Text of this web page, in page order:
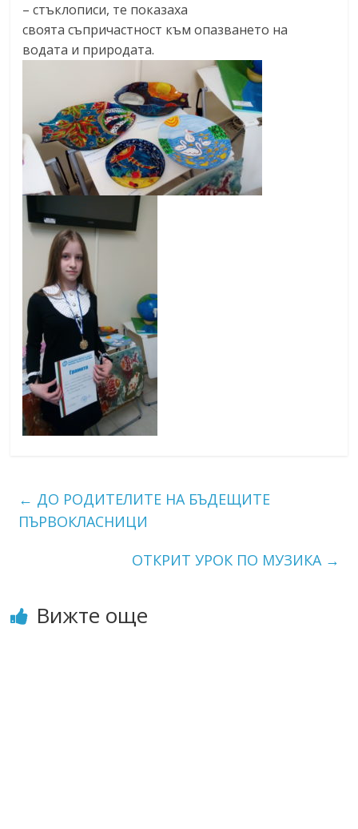
– стъклописи, те показаха
своята съпричастност към опазването на
водата и природата.
← ДО РОДИТЕЛИТЕ НА БЪДЕЩИТЕ
ПЪРВОКЛАСНИЦИ
ОТКРИТ УРОК ПО МУЗИКА →
Вижте още